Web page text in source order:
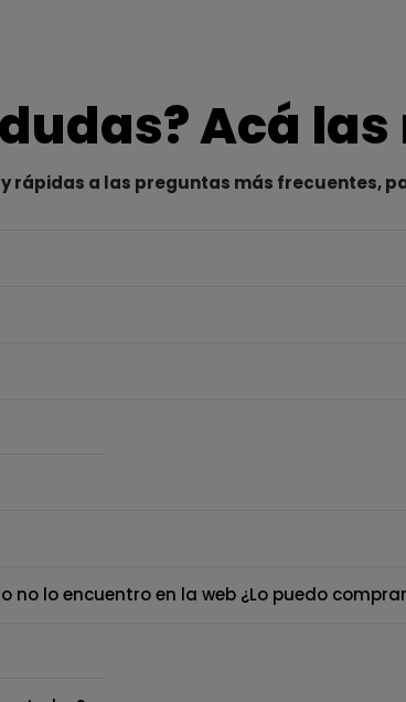
Acá
rápidas a las preguntas más frecuentes,
lo encuentro en la web ¿Lo puedo